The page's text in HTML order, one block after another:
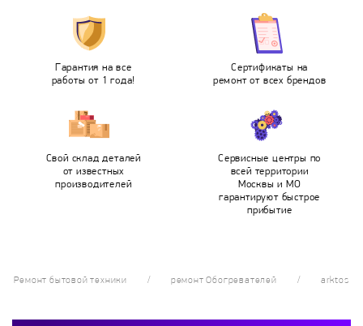
Гарантия на все
работы от 1 года!
Сертификаты на
ремонт от всех брендов
Свой склад деталей
от известных
производителей
Сервисные центры по
всей территории
Москвы и МО
гарантируют быстрое
прибытие
Ремонт бытовой техники ремонт Обогревателей arktos